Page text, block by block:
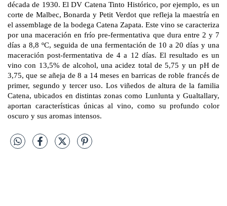
década de 1930. El DV Catena Tinto Histórico, por ejemplo, es un
corte de Malbec, Bonarda y Petit Verdot que refleja la maestría en
el assemblage de la bodega Catena Zapata. Este vino se caracteriza
por una maceración en frío pre-fermentativa que dura entre 2 y 7
días a 8,8 ºC, seguida de una fermentación de 10 a 20 días y una
maceración post-fermentativa de 4 a 12 días. El resultado es un
vino con 13,5% de alcohol, una acidez total de 5,75 y un pH de
3,75, que se añeja de 8 a 14 meses en barricas de roble francés de
primer, segundo y tercer uso. Los viñedos de altura de la familia
Catena, ubicados en distintas zonas como Lunlunta y Gualtallary,
aportan características únicas al vino, como su profundo color
oscuro y sus aromas intensos.